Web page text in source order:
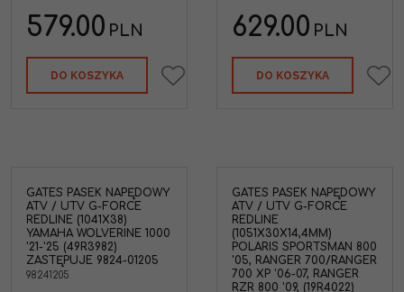
579.00 PLN
DO KOSZYKA
629.00 PLN
DO KOSZYKA
GATES PASEK NAPĘDOWY
ATV / UTV G-FORCE
REDLINE (1041X38)
YAMAHA WOLVERINE 1000
'21-'25 (49R3982)
ZASTĘPUJE 9824-01205
98241205
GATES PASEK NAPĘDOWY
ATV / UTV G-FORCE
REDLINE
(1051X30X14,4MM)
POLARIS SPORTSMAN 800
'05, RANGER 700/RANGER
700 XP '06-07, RANGER
RZR 800 '09, (19R4022)